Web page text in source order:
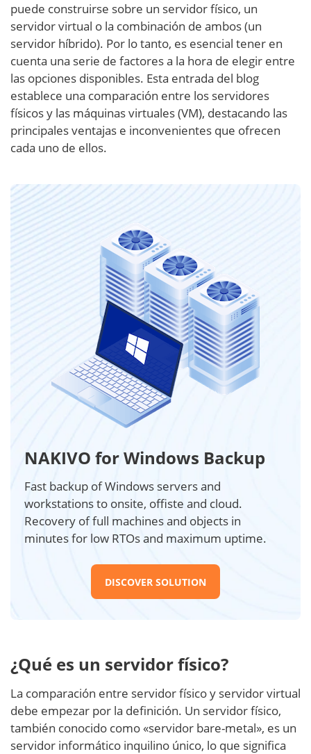
puede construirse sobre un servidor físico, un
servidor virtual o la combinación de ambos (un
servidor híbrido). Por lo tanto, es esencial tener en
cuenta una serie de factores a la hora de elegir entre
las opciones disponibles. Esta entrada del blog
establece una comparación entre los servidores
físicos y las máquinas virtuales (VM), destacando las
principales ventajas e inconvenientes que ofrecen
cada uno de ellos.
NAKIVO for Windows Backup
Fast backup of Windows servers and
workstations to onsite, offiste and cloud.
Recovery of full machines and objects in
minutes for low RTOs and maximum uptime.
DISCOVER SOLUTION
¿Qué es un servidor físico?
La comparación entre servidor físico y servidor virtual
debe empezar por la definición. Un servidor físico,
también conocido como «servidor bare-metal», es un
servidor informático inquilino único, lo que significa